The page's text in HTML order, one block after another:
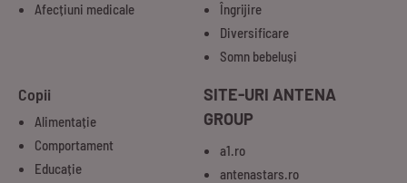
Afecțiuni medicale
Îngrijire
Diversificare
Somn bebeluși
Copii
Alimentație
Comportament
Educație
SITE-URI ANTENA
GROUP
a1.ro
antenastars.ro